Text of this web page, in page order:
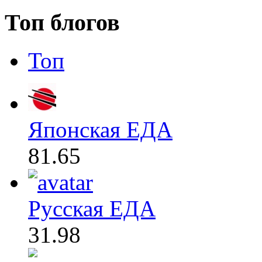
Топ блогов
Топ
Японская ЕДА
81.65
Русская ЕДА
31.98